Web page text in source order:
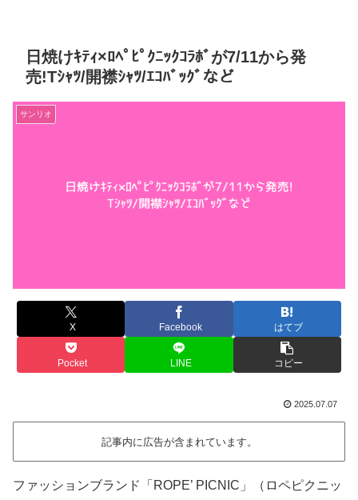
日焼けｷﾃｨ×ﾛﾍﾟﾋﾟｸﾆｯｸｺﾗﾎﾞが7/11から発
売!Tｼｬﾂ/開襟ｼｬﾂ/ｴｺﾊﾞｯｸﾞなど
サンリオ
X Facebook はてブ
Pocket LINE コピー
2025.07.07
記事内に広告が含まれています。
ファッションブランド「ROPE’ PICNIC」（ロペピクニッ